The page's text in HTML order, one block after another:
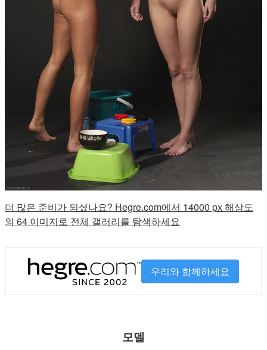
더 많은 준비가 되셨나요? Hegre.com에서 14000 px 해상도
의 64 이미지로 전체 갤러리를 탐색하세요
우리와 함께하세요
모델